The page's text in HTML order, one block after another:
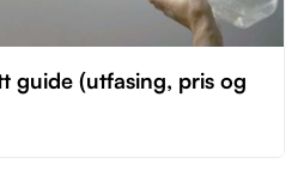
guide (utfasing, pris og